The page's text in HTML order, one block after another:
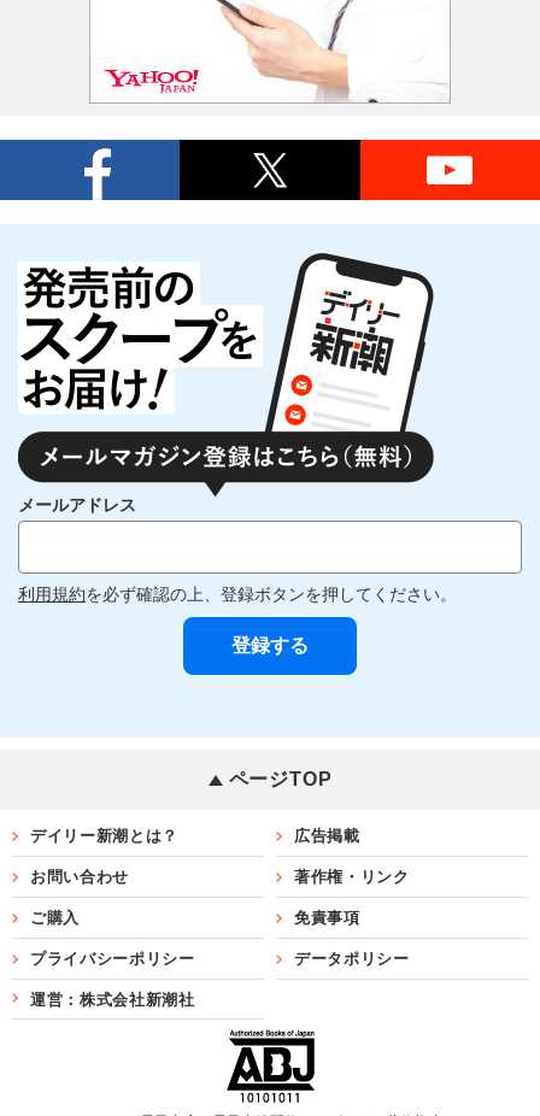
メールアドレス
利用規約を必ず確認の上、登録ボタンを押してください。
ページTOP
デイリー新潮とは？ 広告掲載
お問い合わせ 著作権・リンク
ご購入 免責事項
プライバシーポリシー データポリシー
運営：株式会社新潮社